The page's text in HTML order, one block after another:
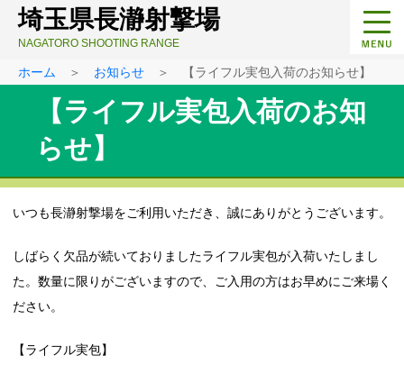
埼玉県長瀞射撃場
NAGATORO SHOOTING RANGE
ホーム ＞ お知らせ ＞ 【ライフル実包入荷のお知らせ】
【ライフル実包入荷のお知
らせ】
いつも長瀞射撃場をご利用いただき、誠にありがとうございます。
しばらく欠品が続いておりましたライフル実包が入荷いたしまし
た。数量に限りがございますので、ご入用の方はお早めにご来場く
ださい。
【ライフル実包】